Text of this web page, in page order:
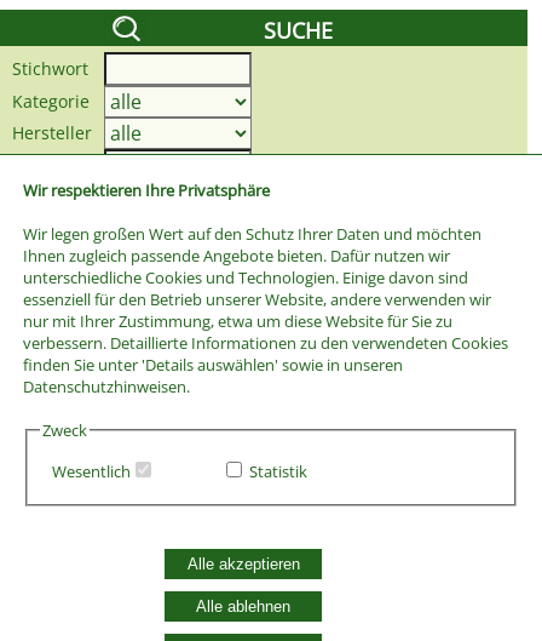
Wir respektieren Ihre Privatsphäre
Wir legen großen Wert auf den Schutz Ihrer Daten und möchten
Ihnen zugleich passende Angebote bieten. Dafür nutzen wir
unterschiedliche Cookies und Technologien. Einige davon sind
essenziell für den Betrieb unserer Website, andere verwenden wir
nur mit Ihrer Zustimmung, etwa um diese Website für Sie zu
verbessern. Detaillierte Informationen zu den verwendeten Cookies
finden Sie unter 'Details auswählen' sowie in unseren
Datenschutzhinweisen.
Zweck
Wesentlich
Statistik
Alle akzeptieren
Alle ablehnen
SUCHE
Stichwort
Kategorie
Hersteller
Widerrufsbelehrung
Vertrag widerrufen
Datenschutzerklärung
Zahlung und Versand